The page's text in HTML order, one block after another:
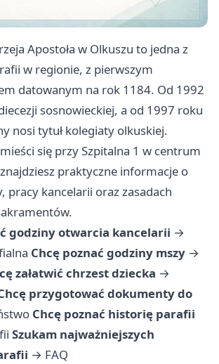
Apostoła w Olkuszu to jedna z
w regionie, z pierwszym
datowanym na rok 1184. Od 1992
sosnowieckiej, a od 1997 roku
nosi tytuł kolegiaty olkuskiej.
się przy Szpitalna 1 w centrum
praktyczne informacje o
pracy kancelarii oraz zasadach
godziny otwarcia kancelarii →
Chcę poznać godziny mszy →
załatwić chrzest dziecka →
przygotować dokumenty do
Chcę poznać historię parafii
Szukam najważniejszych
→ FAQ